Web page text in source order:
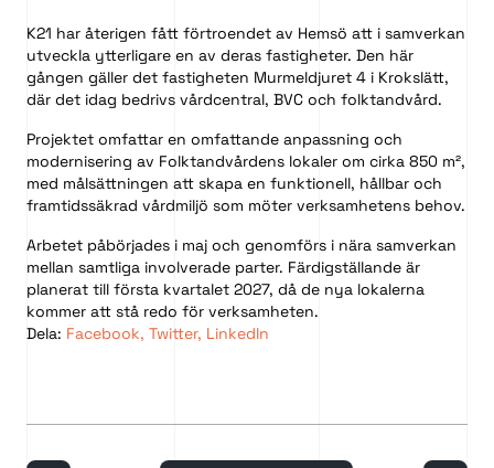
K21 har återigen fått förtroendet av Hemsö att i samverkan
utveckla ytterligare en av deras fastigheter. Den här
gången gäller det fastigheten Murmeldjuret 4 i Krokslätt,
där det idag bedrivs vårdcentral, BVC och folktandvård.
Projektet omfattar en omfattande anpassning och
modernisering av Folktandvårdens lokaler om cirka 850 m²,
med målsättningen att skapa en funktionell, hållbar och
framtidssäkrad vårdmiljö som möter verksamhetens behov.
Arbetet påbörjades i maj och genomförs i nära samverkan
mellan samtliga involverade parter. Färdigställande är
planerat till första kvartalet 2027, då de nya lokalerna
kommer att stå redo för verksamheten.
Dela: Facebook, Twitter, LinkedIn